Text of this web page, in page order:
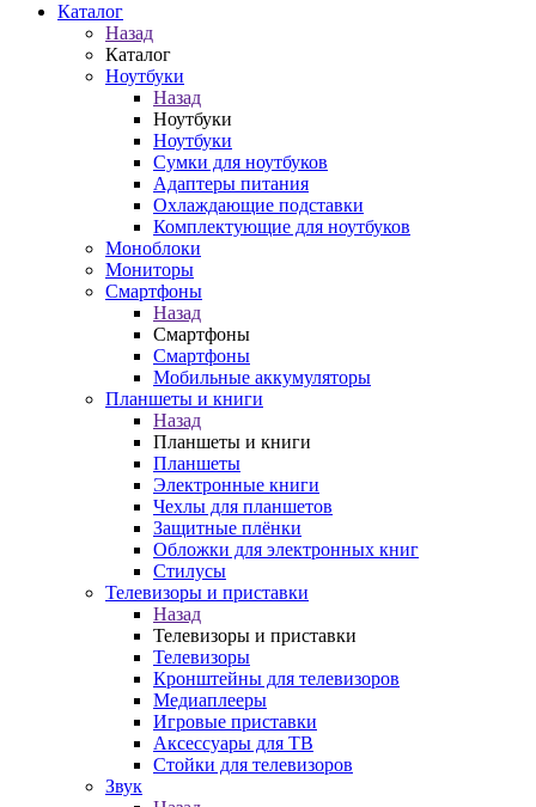
Каталог
Назад
Каталог
Ноутбуки
Назад
Ноутбуки
Ноутбуки
Сумки для ноутбуков
Адаптеры питания
Охлаждающие подставки
Комплектующие для ноутбуков
Моноблоки
Мониторы
Смартфоны
Назад
Смартфоны
Смартфоны
Мобильные аккумуляторы
Планшеты и книги
Назад
Планшеты и книги
Планшеты
Электронные книги
Чехлы для планшетов
Защитные плёнки
Обложки для электронных книг
Стилусы
Телевизоры и приставки
Назад
Телевизоры и приставки
Телевизоры
Кронштейны для телевизоров
Медиаплееры
Игровые приставки
Аксессуары для ТВ
Стойки для телевизоров
Звук